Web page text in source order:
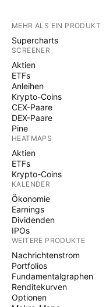
MEHR ALS EIN PRODUKT
Supercharts
SCREENER
Aktien
ETFs
Anleihen
Krypto-Coins
CEX-Paare
DEX-Paare
Pine
HEATMAPS
Aktien
ETFs
Krypto-Coins
KALENDER
Ökonomie
Earnings
Dividenden
IPOs
WEITERE PRODUKTE
Nachrichtenstrom
Portfolios
Fundamentalgraphen
Renditekurven
Optionen